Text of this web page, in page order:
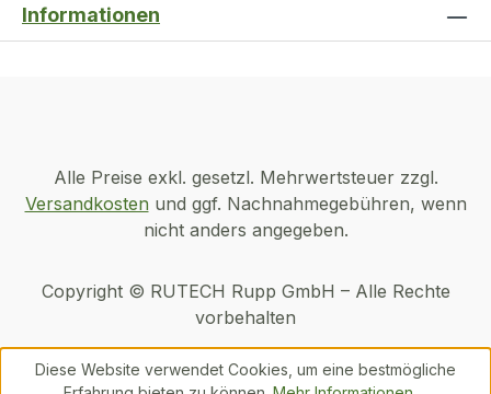
Informationen
Alle Preise exkl. gesetzl. Mehrwertsteuer zzgl.
Versandkosten und ggf. Nachnahmegebühren, wenn
nicht anders angegeben.
Copyright © RUTECH Rupp GmbH – Alle Rechte
vorbehalten
Diese Website verwendet Cookies, um eine bestmögliche